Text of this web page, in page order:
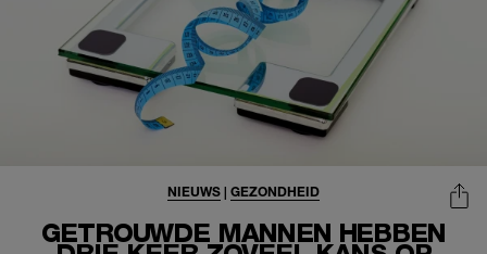
GETROUWDE MANNEN HEBBEN
NIEUWS | GEZONDHEID